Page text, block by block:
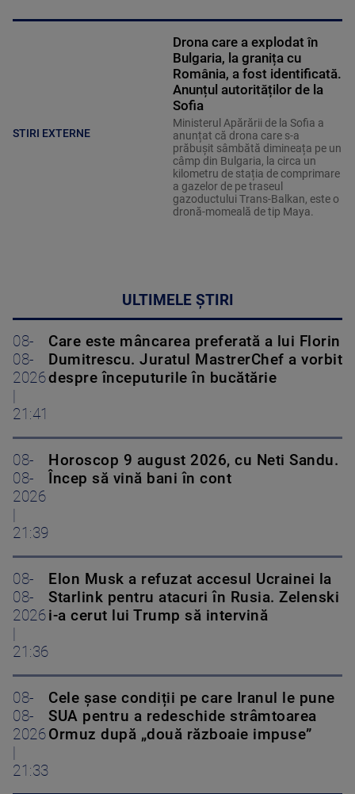
STIRI EXTERNE
Drona care a explodat în
Bulgaria, la granița cu
România, a fost identificată.
Anunțul autorităților de la
Sofia
Ministerul Apărării de la Sofia a
anunțat că drona care s-a
prăbușit sâmbătă dimineața pe un
câmp din Bulgaria, la circa un
kilometru de stația de comprimare
a gazelor de pe traseul
gazoductului Trans-Balkan, este o
dronă-momeală de tip Maya.
ULTIMELE ȘTIRI
08-
08-
2026
|
21:41
Care este mâncarea preferată a lui Florin
Dumitrescu. Juratul MastrerChef a vorbit
despre începuturile în bucătărie
08-
08-
2026
|
21:39
Horoscop 9 august 2026, cu Neti Sandu.
Încep să vină bani în cont
08-
08-
2026
|
21:36
Elon Musk a refuzat accesul Ucrainei la
Starlink pentru atacuri în Rusia. Zelenski
i-a cerut lui Trump să intervină
08-
08-
2026
|
21:33
Cele șase condiții pe care Iranul le pune
SUA pentru a redeschide strâmtoarea
Ormuz după „două războaie impuse”